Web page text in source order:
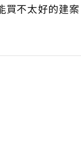
買不太好的建